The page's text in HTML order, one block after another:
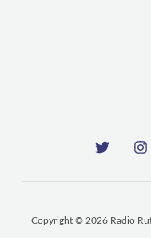
Copyright © 2026 Radio